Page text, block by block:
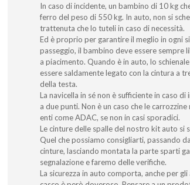
In caso di incidente, un bambino di 10 kg
ferro del peso di 550 kg. In auto, non si
trattenuta che lo tuteli in caso di necessità.
Ed è proprio per garantire il meglio in ogni
passeggio, il bambino deve essere sempre
a piacimento. Quando è in auto, lo
essere saldamente legato con la cintura a
della testa.
La navicella in sé non è sufficiente in caso
a due punti. Non è un caso che le
enti come ADAC, se non in casi sporadici.
Le cinture delle spalle del nostro kit auto si
Quel che possiamo consigliarti, passando
cinture, lasciando montata la parte sparti
segnalazione e faremo delle verifiche.
La sicurezza in auto comporta, anche per